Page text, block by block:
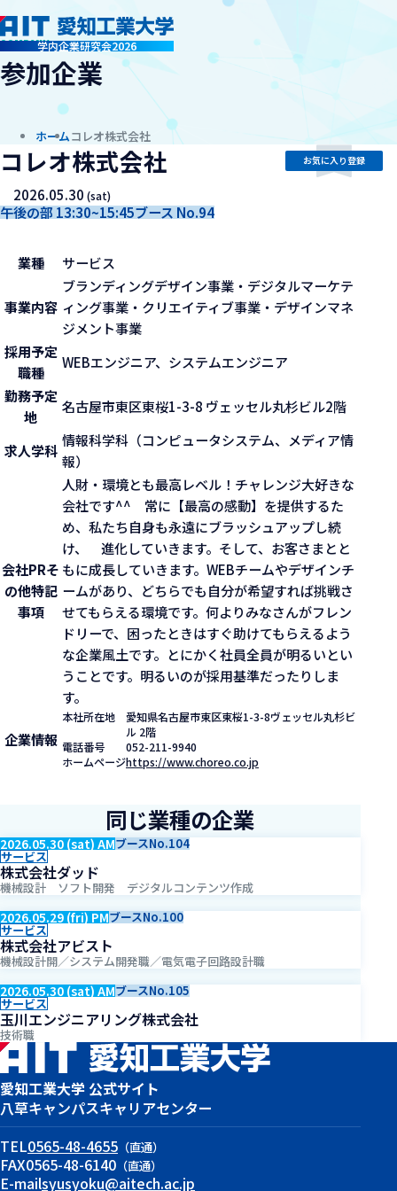
学内企業研究会2026
company
参加企業
ホームコレオ株式会社
コレオ株式会社
2026.05.30(sat)
午後の部 13:30~15:45ブース No.94
お気に入り登録
業種 サービス
事業内容
ブランディングデザイン事業・デジタルマーケテ
ィング事業・クリエイティブ事業・デザインマネ
ジメント事業
採用予定
職種
WEBエンジニア、システムエンジニア
勤務予定
地
名古屋市東区東桜1-3-8 ヴェッセル丸杉ビル2階
求人学科
情報科学科（コンピュータシステム、メディア情
報）
会社PRそ
の他特記
事項
人財・環境とも最高レベル！チャレンジ大好きな
会社です^^ 常に【最高の感動】を提供するた
め、私たち自身も永遠にブラッシュアップし続
け、 進化していきます。そして、お客さまとと
もに成長していきます。WEBチームやデザインチ
ームがあり、どちらでも自分が希望すれば挑戦さ
せてもらえる環境です。何よりみなさんがフレン
ドリーで、困ったときはすぐ助けてもらえるよう
な企業風土です。とにかく社員全員が明るいとい
うことです。明るいのが採用基準だったりしま
す。
企業情報
本社所在地
愛知県名古屋市東区東桜1-3-8ヴェッセル丸杉ビ
ル 2階
電話番号
052-211-9940
ホームページhttps://www.choreo.co.jp
同じ業種の企業
2026.05.30 (sat) AMブースNo.104
サービス
株式会社ダッド
機械設計 ソフト開発 デジタルコンテンツ作成
2026.05.29 (fri) PMブースNo.100
サービス
株式会社アビスト
機械設計開／システム開発職／電気電子回路設計職
2026.05.30 (sat) AMブースNo.105
サービス
玉川エンジニアリング株式会社
技術職
愛知工業大学 公式サイト
八草キャンパスキャリアセンター
TEL0565-48-4655 （直通）
FAX0565-48-6140 （直通）
E-mailsyusyoku@aitech.ac.jp